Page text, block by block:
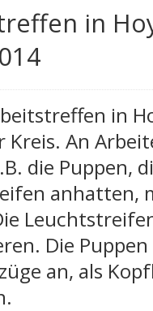
in
in
Kreis. An
die Puppen,
anhatten,
Die
an, als